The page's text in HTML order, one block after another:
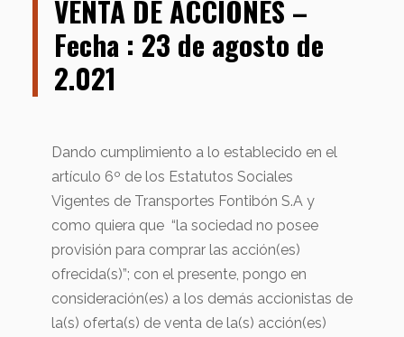
VENTA DE ACCIONES –
Fecha : 23 de agosto de
2.021
Dando cumplimiento a lo establecido en el
artículo 6º de los Estatutos Sociales
Vigentes de Transportes Fontibón S.A y
como quiera que “la sociedad no posee
provisión para comprar las acción(es)
ofrecida(s)”; con el presente, pongo en
consideración(es) a los demás accionistas de
la(s) oferta(s) de venta de la(s) acción(es)